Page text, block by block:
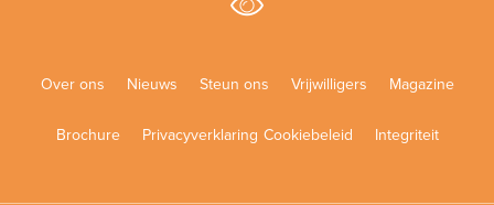
Over ons Nieuws Steun ons Vrijwilligers Magazine
Brochure Privacyverklaring Cookiebeleid Integriteit